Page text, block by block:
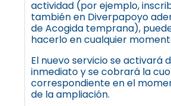
actividad (por ejemplo,
también en Diverpapoyo
de Acogida temprana),
hacerlo en cualquier
El nuevo servicio se activará
inmediato y se cobrará la
correspondiente en el
de la ampliación.